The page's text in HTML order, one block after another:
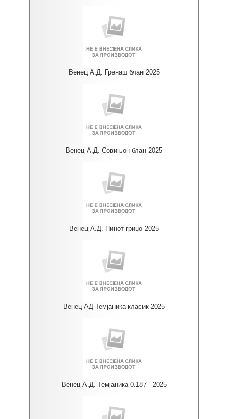
Венец А.Д. Гренаш блан 2025
Венец А.Д. Совињон блан 2025
Венец А.Д. Пинот гриџо 2025
Венец АД Темјаника класик 2025
Венец А.Д. Темјаника 0.187 - 2025